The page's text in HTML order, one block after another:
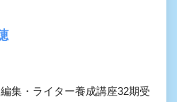
集・ライター養成講座32期受